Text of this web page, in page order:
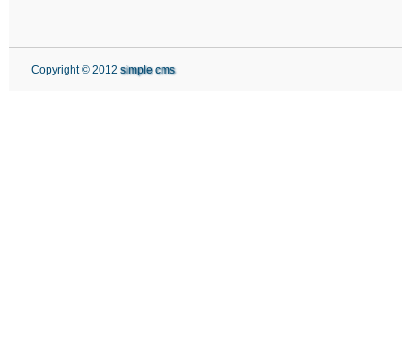
Copyright © 2012 simple cms